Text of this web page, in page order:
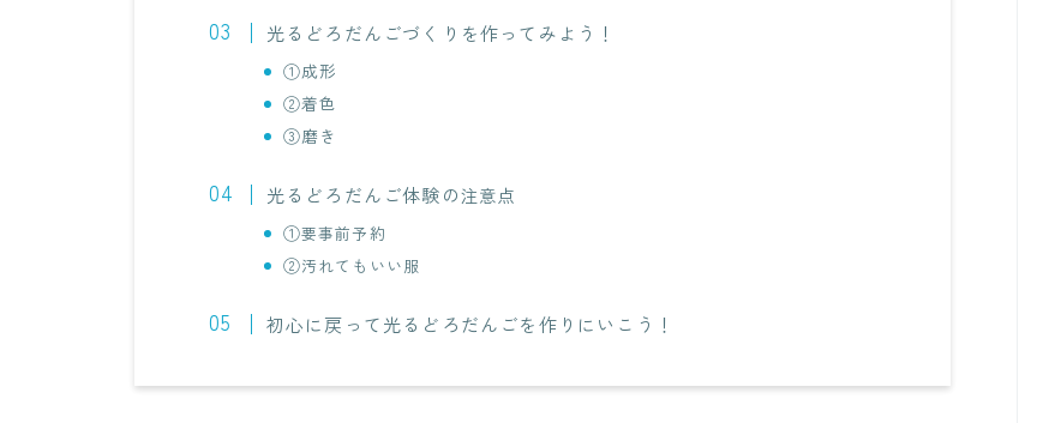
光るどろだんごづくりを作ってみよう！
①成形
②着色
③磨き
光るどろだんご体験の注意点
①要事前予約
②汚れてもいい服
初心に戻って光るどろだんごを作りにいこう！